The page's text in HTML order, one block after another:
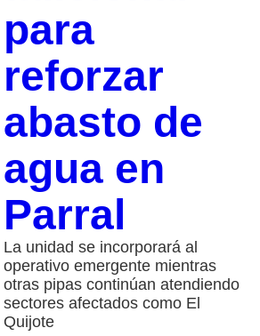
para
reforzar
abasto de
agua en
Parral
La unidad se incorporará al
operativo emergente mientras
otras pipas continúan atendiendo
sectores afectados como El
Quijote